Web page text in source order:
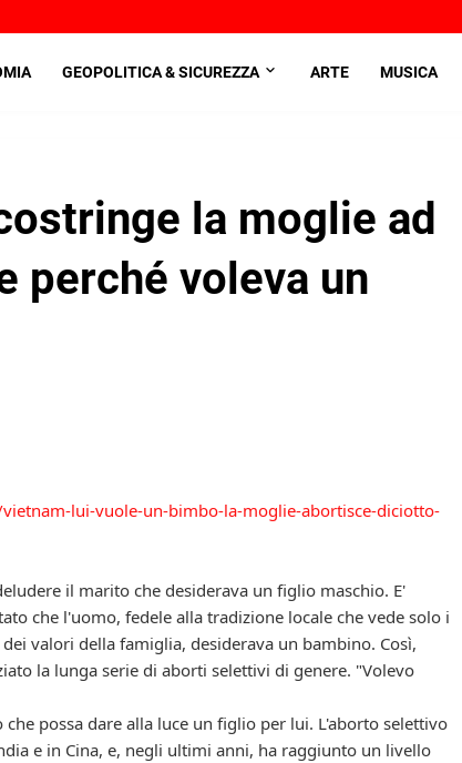
GEOPOLITICA & SICUREZZA ARTE MUSICA
la moglie ad
perché voleva un
lui-vuole-un-bimbo-la-moglie-abortisce-diciotto-
il marito che desiderava un figlio maschio. E'
che l'uomo, fedele alla tradizione locale che vede solo i
valori della famiglia, desiderava un bambino. Così,
la lunga serie di aborti selettivi di genere. "Volevo
possa dare alla luce un figlio per lui. L'aborto selettivo
e in Cina, e, negli ultimi anni, ha raggiunto un livello